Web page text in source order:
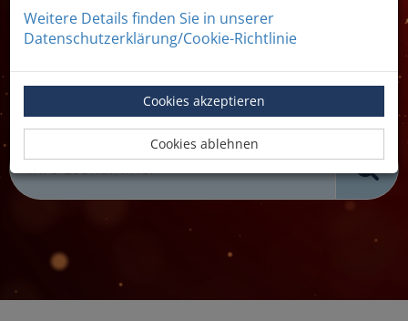
Weitere Details finden Sie in unserer
Datenschutzerklärung/Cookie-Richtlinie
Cookies ablehnen
Cookies akzeptieren
Gewinnabfrage